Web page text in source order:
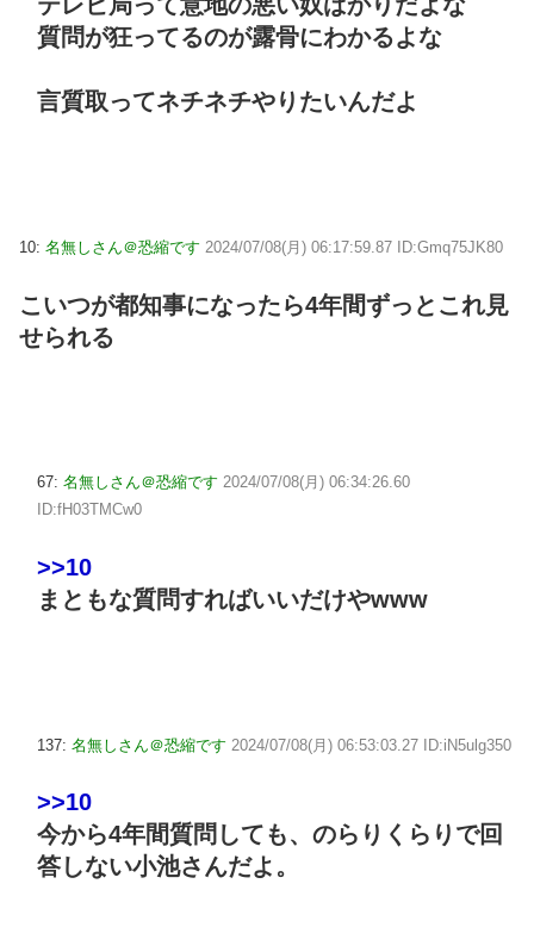
質問が狂ってるのが露骨にわかるよな
言質取ってネチネチやりたいんだよ
10: 名無しさん＠恐縮です 2024/07/08(月) 06:17:59.87 ID:Gmq75JK80
こいつが都知事になったら4年間ずっとこれ見
せられる
67: 名無しさん＠恐縮です 2024/07/08(月) 06:34:26.60
ID:fH03TMCw0
>>10
まともな質問すればいいだけやwww
137: 名無しさん＠恐縮です 2024/07/08(月) 06:53:03.27 ID:iN5ulg350
>>10
今から4年間質問しても、のらりくらりで回
答しない小池さんだよ。